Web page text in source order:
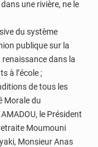
une rivière, ne le
du système
publique sur la
dans la
à l’école ;
de tous les
Morale du
le Président
Moumouni
Monsieur Anas